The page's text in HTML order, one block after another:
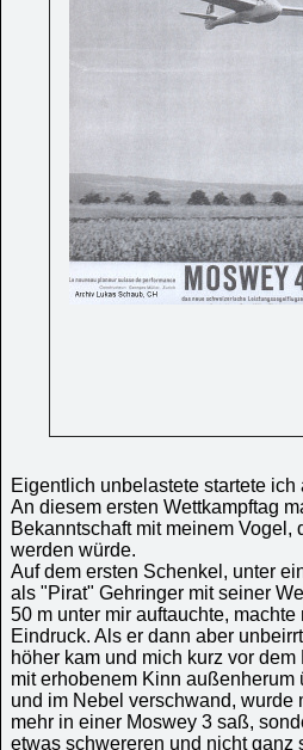
Eigentlich unbelastete startete
An diesem ersten Wettkampftag
Bekanntschaft mit meinem Vogel,
werden würde.
Auf dem ersten Schenkel, unter
als "Pirat" Gehringer mit seiner
50 m unter mir auftauchte,
Eindruck. Als er dann aber
höher kam und mich kurz vor
mit erhobenem Kinn außenherum
und im Nebel verschwand, wurde
mehr in einer Moswey 3 saß,
etwas schwereren und nicht ganz